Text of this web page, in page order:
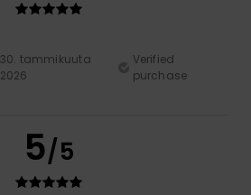
30. tammikuuta
2026
Verified
purchase
5/5